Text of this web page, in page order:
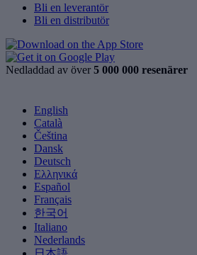
Bli en leverantör
Bli en distributör
Nedladdad av över 5 000 000 resenärer
English
Català
Čeština
Dansk
Deutsch
Ελληνικά
Español
Français
한국어
Italiano
Nederlands